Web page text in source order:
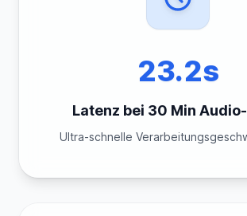
23.2s
Latenz bei 30 Min
Ultra-schnelle